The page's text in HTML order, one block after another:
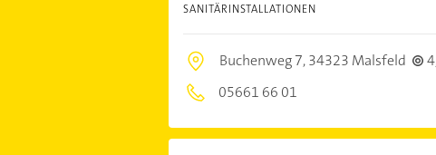
SANITÄRINSTALLATIONEN
Buchenweg 7,34323 Malsfeld
05661 66 01